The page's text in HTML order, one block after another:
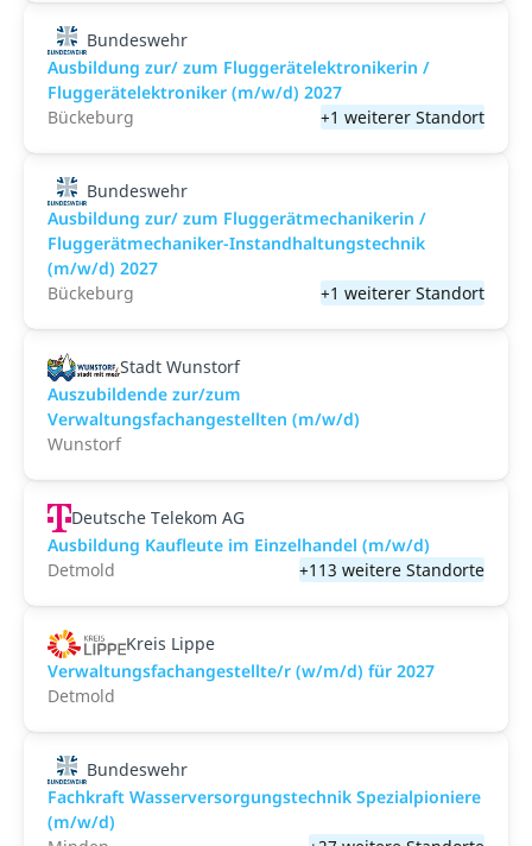
Bundeswehr
Ausbildung zur/ zum Fluggerätelektronikerin /
Fluggerätelektroniker (m/w/d) 2027
Bückeburg
+1 weiterer Standort
Bundeswehr
Ausbildung zur/ zum Fluggerätmechanikerin /
Fluggerätmechaniker-Instandhaltungstechnik
(m/w/d) 2027
Bückeburg
+1 weiterer Standort
Stadt Wunstorf
Auszubildende zur/zum
Verwaltungsfachangestellten (m/w/d)
Wunstorf
Deutsche Telekom AG
Ausbildung Kaufleute im Einzelhandel (m/w/d)
Detmold
+113 weitere Standorte
Kreis Lippe
Verwaltungsfachangestellte/r (w/m/d) für 2027
Detmold
Bundeswehr
Fachkraft Wasserversorgungstechnik Spezialpioniere
(m/w/d)